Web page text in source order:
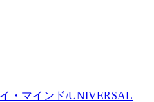
・マインド/UNIVERSAL